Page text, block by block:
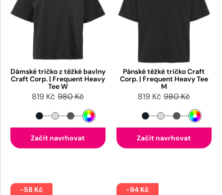
Dámské tričko z těžké bavlny
Craft Corp. | Frequent Heavy
Tee W
819 Kč 980 Kč
Začít navrhovat
Pánské těžké tričko Craft
Corp. | Frequent Heavy Tee
M
819 Kč 980 Kč
Začít navrhovat
-58 Kč -94 Kč